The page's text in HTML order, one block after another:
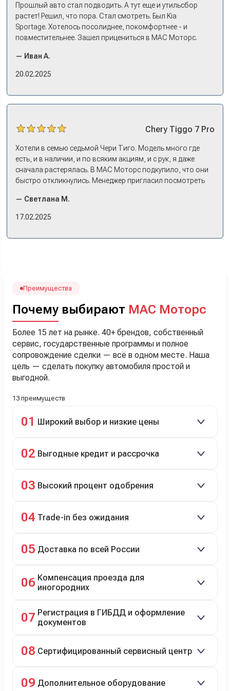
Прошлый авто стал подводить. А тут еще и утильсбор
растет! Решил, что пора. Стал смотреть. Был Kia
Sportage. Хотелось посолиднее, покомфортнее - и
повместительнее. Зашел прицениться в МАС Моторс.
и прям мое! Даже не скажешь, что «китаец». Прям не
вылезая из него и порешали. Спортэйдж в трейд-ин
— Иван А.
20.02.2025
Chery Tiggo 7 Pro
Хотели в семью седьмой Чери Тиго. Модель много где
есть, и в наличии, и по всяким акциям, и с рук, я даже
сначала растерялась. В МАС Моторс подкупило, что они
быстро откликнулись. Менеджер пригласил посмотреть
примериться. Нам тут недалеко, пришли в салон - и в тот
же день купили машину! Неожиданно, но довольны! Все
менеджеру Сергею, профессионал своего дела!
— Светлана М.
17.02.2025
Преимущества
Почему выбирают МАС Моторс
Более 15 лет на рынке. 40+ брендов, собственный
сервис, государственные программы и полное
сопровождение сделки — всё в одном месте. Наша
цель — сделать покупку автомобиля простой и
выгодной.
13 преимуществ
01 Широкий выбор и низкие цены
подержанные авто.
02 Выгодные кредит и рассрочка
рассрочка 0% на 2 года при первом взносе 35–50%.
03 Высокий процент одобрения
04 Trade-in без ожидания
05 Доставка по всей России
06 Компенсация проезда для
иногородних
07 Регистрация в ГИБДД и оформление
документов
08 Сертифицированный сервисный центр
технический ремонт.
09 Дополнительное оборудование